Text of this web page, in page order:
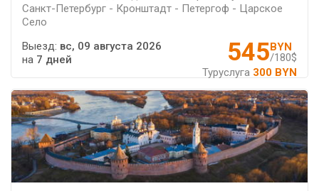
Санкт-Петербург - Кронштадт - Петергоф - Царское
Село
545BYN
/180$
Туруслуга 300 BYN
Выезд: вс, 09 августа 2026
на 7 дней